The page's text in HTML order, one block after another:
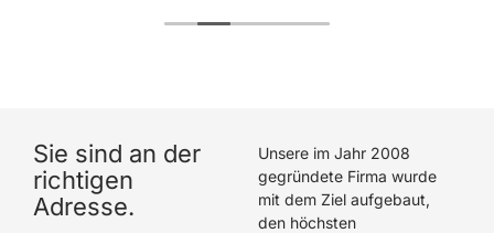
hat eine hervorragende Arbeit geleistet. Wir können
Sie sind an der
richtigen
Adresse.
Unsere im Jahr 2008
gegründete Firma wurde
mit dem Ziel aufgebaut,
den höchsten